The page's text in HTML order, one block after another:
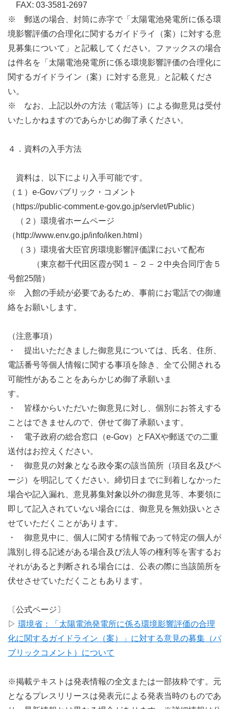
FAX: 03-3581-2697
※ 郵送の場合、封筒に赤字で「太陽電池発電所に係る環
境影響評価の合理化に関するガイドライ（案）に対する意
見募集について」と記載してください。ファックスの場合
は件名を「太陽電池発電所に係る環境影響評価の合理化に
関するガイドライン（案）に対する意見」と記載くださ
い。
※ なお、上記以外の方法（電話等）による御意見は受付
いたしかねますのであらかじめ御了承ください。
４．資料の入手方法
資料は、以下により入手可能です。
（１）e-Govパブリック・コメント
（https://public-comment.e-gov.go.jp/servlet/Public）
（２）環境省ホームページ
（http://www.env.go.jp/info/iken.html）
（３）環境省大臣官房環境影響評価課において配布
（東京都千代田区霞が関１－２－２中央合同庁舎５
号館25階）
※ 入館の手続が必要であるため、事前にお電話での御連
絡をお願いします。
（注意事項）
・ 提出いただきました御意見については、氏名、住所、
電話番号等個人情報に関する事項を除き、全て公開される
可能性があることをあらかじめ御了承願いま
す。
・ 皆様からいただいた御意見に対し、個別にお答えする
ことはできませんので、併せて御了承願います。
・ 電子政府の総合窓口（e-Gov）とFAXや郵送での二重
送付はお控えください。
・ 御意見の対象となる政令案の該当箇所（項目名及びペ
ージ）を明記してください。締切日までに到着しなかった
場合や記入漏れ、意見募集対象以外の御意見等、本要領に
即して記入されていない場合には、御意見を無効扱いとさ
せていただくことがあります。
・ 御意見中に、個人に関する情報であって特定の個人が
識別し得る記述がある場合及び法人等の権利等を害するお
それがあると判断される場合には、公表の際に当該箇所を
伏せさせていただくこともあります。
〔公式ページ〕
▷ 環境省：「太陽電池発電所に係る環境影響評価の合理
化に関するガイドライン（案）」に対する意見の募集（パ
ブリックコメント）について
※掲載テキストは発表情報の全文または一部抜粋です。元
となるプレスリリースは発表元による発表当時のものであ